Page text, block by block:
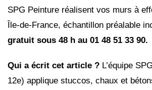
SPG Peinture réalisent vos murs à
Île-de-France, échantillon préalable
gratuit sous 48 h au 01 48 51 33 90.
Qui a écrit cet article ? L’équipe
12e) applique stuccos, chaux et